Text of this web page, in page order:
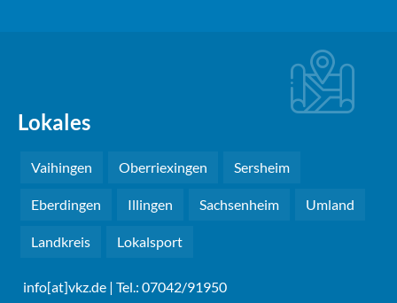
Lokales
Vaihingen Oberriexingen Sersheim
Eberdingen Illingen Sachsenheim Umland
Landkreis Lokalsport
info[at]vkz.de | Tel.: 07042/91950